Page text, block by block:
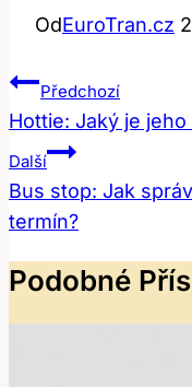
OdEuroTran.cz
Navigace
Pro
Příspěvek
Předchozí
Hottie: Jaký je
Další
Bus stop: Jak
termín?
Podobné